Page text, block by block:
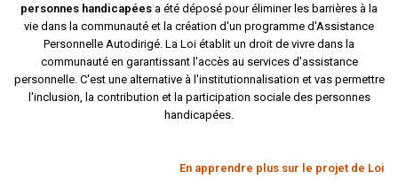
personnes handicapées a été déposé pour éliminer les barrières à la
vie dans la communauté et la création d'un programme d'Assistance
Personnelle Autodirigé. La Loi établit un droit de vivre dans la
communauté en garantissant l'accès au services d'assistance
personnelle. C'est une alternative à l'institutionnalisation et vas permettre
l'inclusion, la contribution et la participation sociale des personnes
handicapées.
En apprendre plus sur le projet de Loi